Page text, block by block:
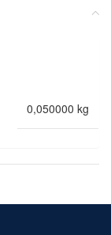
0,050000 kg